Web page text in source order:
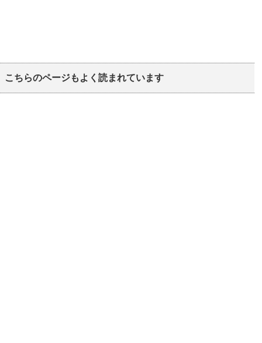
こちらのページもよく読まれています